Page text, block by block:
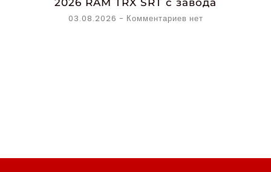
2026 RAM TRX SRT с завода
03.08.2026 Комментариев нет